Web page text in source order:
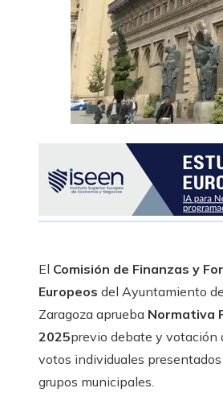
El Comisión de Finanzas y
Europeos del Ayuntamiento de
Zaragoza aprueba Normativa
2025previo debate y votación
votos individuales
grupos municipales.